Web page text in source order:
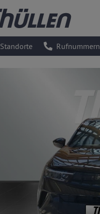
Standorte Rufnummern